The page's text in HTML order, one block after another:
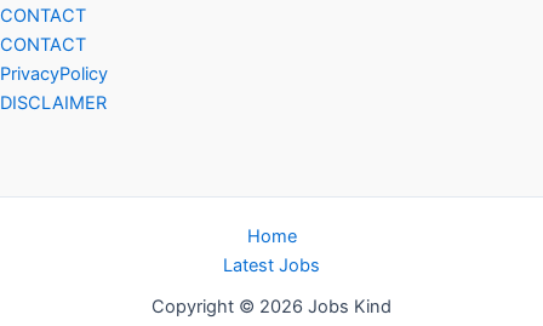
CONTACT
CONTACT
PrivacyPolicy
DISCLAIMER
Home
Latest Jobs
Copyright © 2026 Jobs Kind